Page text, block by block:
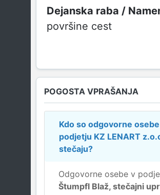
površine cest
POGOSTA VPRAŠANJA
Kdo so odgovorne
podjetju KZ LENART
stečaju?
Odgovorne osebe v
Štumpfl Blaž, stečajni